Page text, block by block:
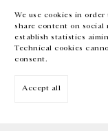
We use cookies in
share content on
establish statistics
Technical cookies
consent.
Accept all
EN FR 中文
Inscrivez-vous à notre